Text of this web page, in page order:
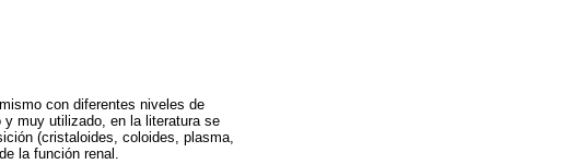
con diferentes niveles de
muy utilizado, en la literatura se
(cristaloides, coloides, plasma,
la función renal.